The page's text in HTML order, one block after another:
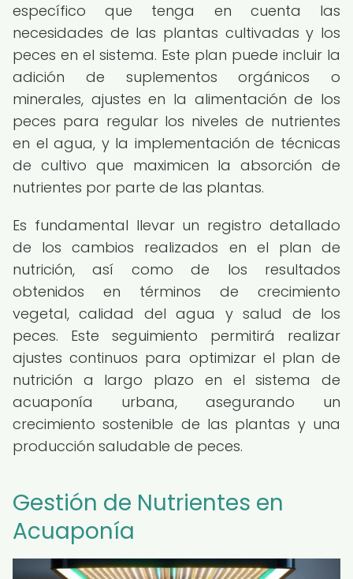
específico que tenga en cuenta las
necesidades de las plantas cultivadas y los
peces en el sistema. Este plan puede incluir la
adición de suplementos orgánicos o
minerales, ajustes en la alimentación de los
peces para regular los niveles de nutrientes
en el agua, y la implementación de técnicas
de cultivo que maximicen la absorción de
nutrientes por parte de las plantas.
Es fundamental llevar un registro detallado
de los cambios realizados en el plan de
nutrición, así como de los resultados
obtenidos en términos de crecimiento
vegetal, calidad del agua y salud de los
peces. Este seguimiento permitirá realizar
ajustes continuos para optimizar el plan de
nutrición a largo plazo en el sistema de
acuaponía urbana, asegurando un
crecimiento sostenible de las plantas y una
producción saludable de peces.
Gestión de Nutrientes en
Acuaponía